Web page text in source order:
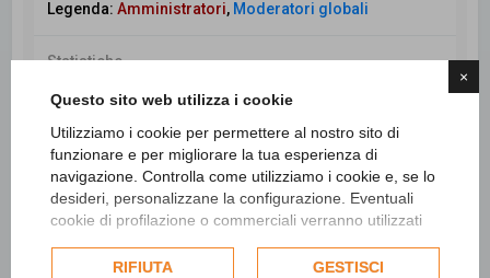
×
Questo sito web utilizza i cookie
Utilizziamo i cookie per permettere al nostro sito di
funzionare e per migliorare la tua esperienza di
navigazione. Controlla come utilizziamo i cookie e, se lo
desideri, personalizzane la configurazione. Eventuali
cookie di profilazione o commerciali verranno utilizzati
dell'utente e, se consentito, potrebbero essere utilizzati
RIFIUTA GESTISCI
Legenda:Amministratori, Moderatori globali
Statistiche
Totale messaggi98437• Totale argomenti
CercaRicerca avanzata